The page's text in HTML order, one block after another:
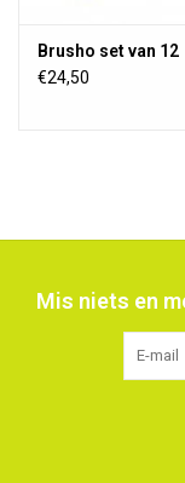
Brusho set van 12
€24,50
Mis niets en